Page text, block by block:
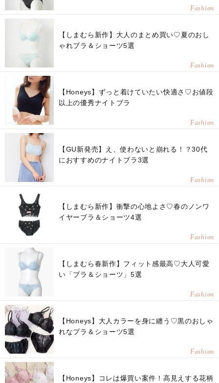
Fashion
【しまむら新作】大人のまとめ買い♡夏のおし
ゃれブラ＆ショーツ5選
Fashion
【Honeys】ずっと着けていたい快適さ♡お値段
以上の優秀ナイトブラ
Fashion
【GU新発売】え、使わないと崩れる！？30代
におすすめのナイトブラ3選
Fashion
【しまむら新作】衝撃の心地よさ♡春のノンワ
イヤーブラ＆ショーツ4選
Fashion
【しまむら春新作】フィット感最高♡大人可愛
い「ブラ＆ショーツ」5選
Fashion
【Honeys】大人カラーを身に纏う♡黒のおしゃ
れなブラ＆ショーツ5選
Fashion
【Honeys】コレは爆買い案件！高見えする花柄